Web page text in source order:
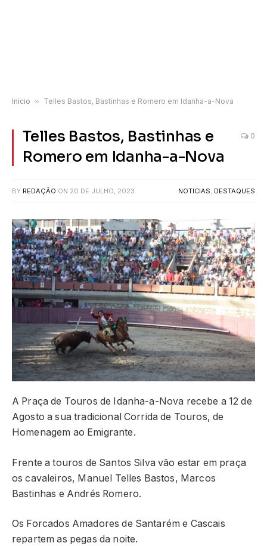
Início » Telles Bastos, Bastinhas e Romero em Idanha-a-Nova
Telles Bastos, Bastinhas e
Romero em Idanha-a-Nova
0
BY REDAÇÃO ON 20 DE JULHO, 2023 NOTICIAS, DESTAQUES
A Praça de Touros de Idanha-a-Nova recebe a 12 de
Agosto a sua tradicional Corrida de Touros, de
Homenagem ao Emigrante.
Frente a touros de Santos Silva vão estar em praça
os cavaleiros, Manuel Telles Bastos, Marcos
Bastinhas e Andrés Romero.
Os Forcados Amadores de Santarém e Cascais
repartem as pegas da noite.